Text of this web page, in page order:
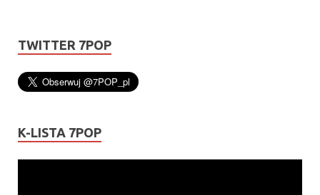
TWITTER 7POP
K-LISTA 7POP